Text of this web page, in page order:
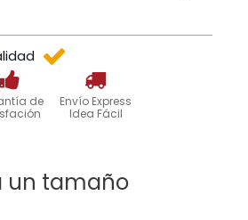
de
Envío Express
Idea Fácil
un tamaño